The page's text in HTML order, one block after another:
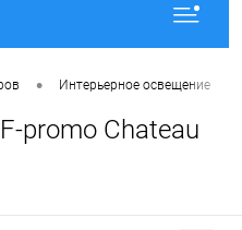
• Интерьерное освещение
promo Chateau